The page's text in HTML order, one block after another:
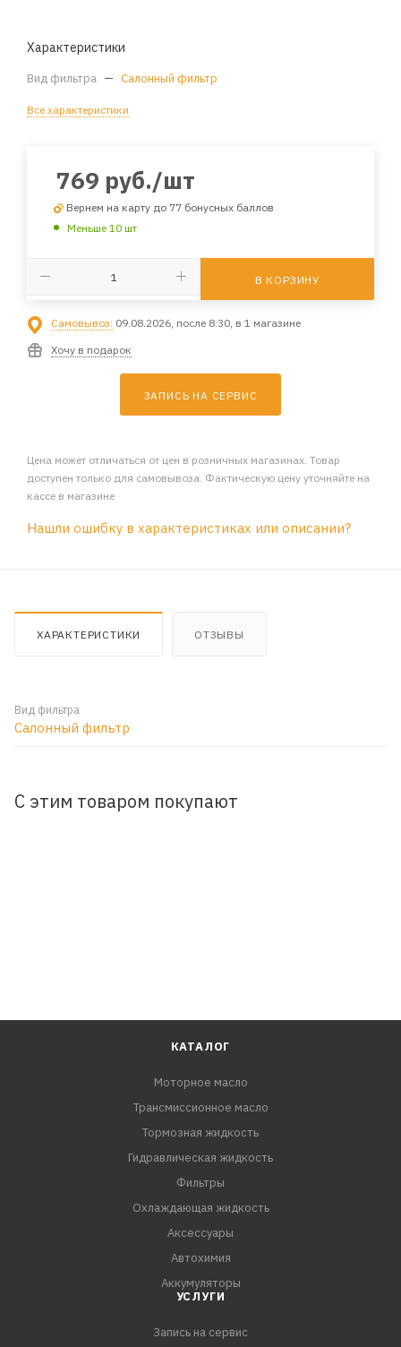
Характеристики
Вид фильтра — Салонный фильтр
Все характеристики
769 руб./шт
Вернем на карту до 77 бонусных баллов
Меньше 10 шт
В КОРЗИНУ
Самовывоз: 09.08.2026, после 8:30, в 1 магазине
Хочу в подарок
ЗАПИСЬ НА СЕРВИС
Цена может отличаться от цен в розничных магазинах. Товар
доступен только для самовывоза. Фактическую цену уточняйте на
кассе в магазине
Нашли ошибку в характеристиках или описании?
ХАРАКТЕРИСТИКИ ОТЗЫВЫ
Вид фильтра
Салонный фильтр
С этим товаром покупают
КАТАЛОГ
Моторное масло
Трансмиссионное масло
Тормозная жидкость
Гидравлическая жидкость
Фильтры
Охлаждающая жидкость
Аксессуары
Автохимия
Аккумуляторы
УСЛУГИ
Запись на сервис